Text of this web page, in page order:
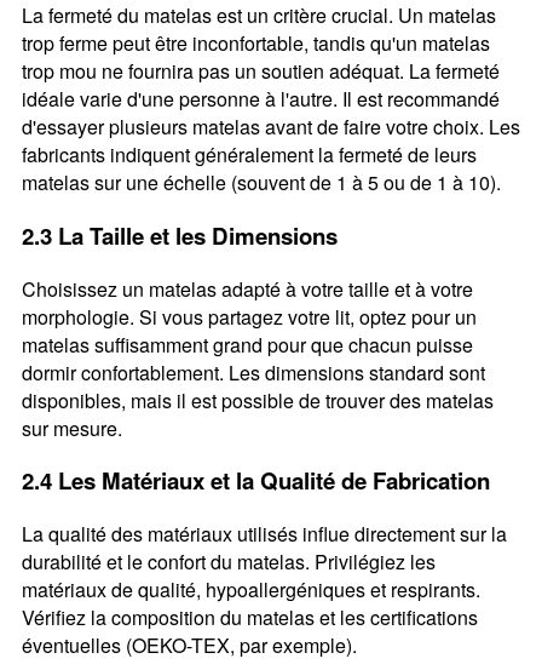
La fermeté du matelas est un critère crucial. Un matelas
trop ferme peut être inconfortable, tandis qu'un matelas
trop mou ne fournira pas un soutien adéquat. La fermeté
idéale varie d'une personne à l'autre. Il est recommandé
d'essayer plusieurs matelas avant de faire votre choix. Les
fabricants indiquent généralement la fermeté de leurs
matelas sur une échelle (souvent de 1 à 5 ou de 1 à 10).
2.3 La Taille et les Dimensions
Choisissez un matelas adapté à votre taille et à votre
morphologie. Si vous partagez votre lit, optez pour un
matelas suffisamment grand pour que chacun puisse
dormir confortablement. Les dimensions standard sont
disponibles, mais il est possible de trouver des matelas
sur mesure.
2.4 Les Matériaux et la Qualité de Fabrication
La qualité des matériaux utilisés influe directement sur la
durabilité et le confort du matelas. Privilégiez les
matériaux de qualité, hypoallergéniques et respirants.
Vérifiez la composition du matelas et les certifications
éventuelles (OEKO-TEX, par exemple).